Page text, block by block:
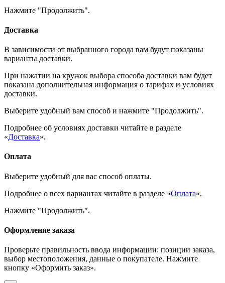
Нажмите "Продолжить".
Доставка
В зависимости от выбранного города вам будут показаны
варианты доставки.
При нажатии на кружок выбора способа доставки вам будет
показана дополнительная информация о тарифах и условиях
доставки.
Выберите удобный вам способ и нажмите "Продолжить".
Подробнее об условиях доставки читайте в разделе
«Доставка».
Оплата
Выберите удобный для вас способ оплаты.
Подробнее о всех вариантах читайте в разделе «Оплата».
Нажмите "Продолжить".
Оформление заказа
Проверьте правильность ввода информации: позиции заказа,
выбор местоположения, данные о покупателе. Нажмите
кнопку «Оформить заказ».